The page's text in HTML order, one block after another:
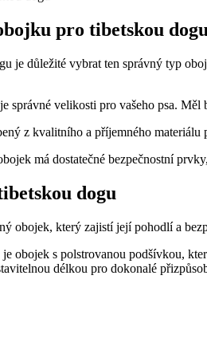
pro tibetskou
je důležité vybrat ten správný typ
správné velikosti pro vašeho psa.
z kvalitního a příjemného materiálu
má dostatečné bezpečnostní
dogu
obojek, který zajistí její pohodlí a
obojek s polstrovanou podšívkou,
délkou pro dokonalé